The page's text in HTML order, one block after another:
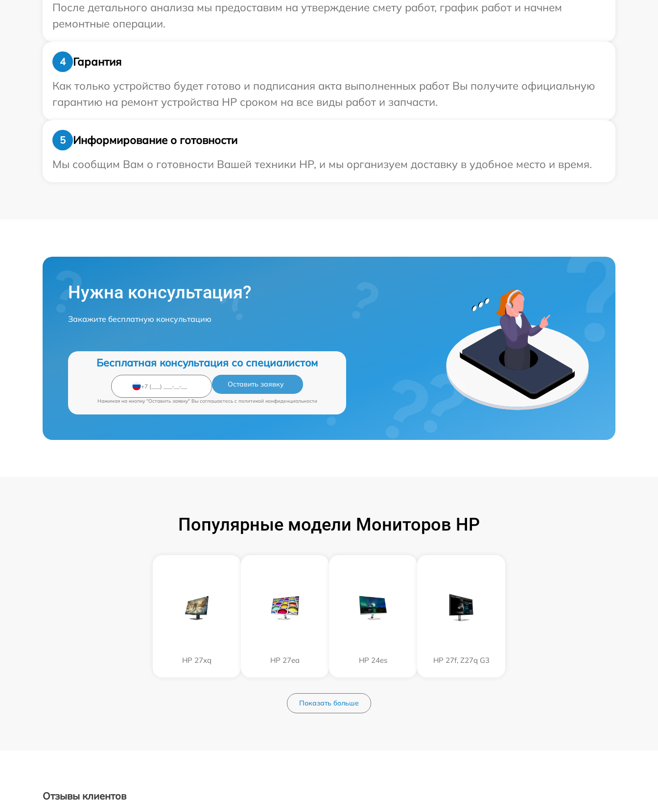
После детального анализа мы предоставим на утверждение смету работ, график работ и начнем
ремонтные операции.
4
Гарантия
Как только устройство будет готово и подписания акта выполненных работ Вы получите официальную
гарантию на ремонт устройства HP сроком на все виды работ и запчасти.
5
Информирование о готовности
Мы сообщим Вам о готовности Вашей техники HP, и мы организуем доставку в удобное место и время.
Нужна консультация?
Закажите бесплатную консультацию
Бесплатная консультация со специалистом
Оставить заявку
Нажимая на кнопку "Оставить заявку" Вы соглашаетесь c политикой конфиденциальности
Популярные модели Мониторов HP
HP 27xq HP 27ea HP 24es HP 27f, Z27q G3
Показать больше
Отзывы клиентов